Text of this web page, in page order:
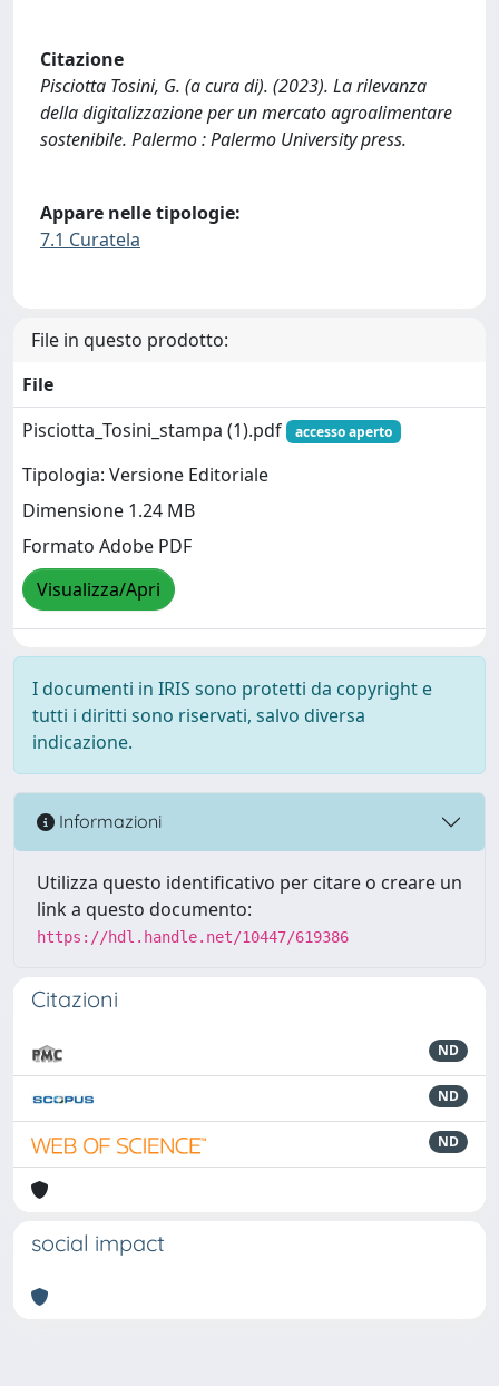
Citazione
Pisciotta Tosini, G. (a cura di). (2023). La rilevanza
della digitalizzazione per un mercato agroalimentare
sostenibile. Palermo : Palermo University press.
Appare nelle tipologie:
7.1 Curatela
File in questo prodotto:
File
Pisciotta_Tosini_stampa (1).pdf
accesso aperto
Tipologia: Versione Editoriale
Dimensione 1.24 MB
Formato Adobe PDF
Visualizza/Apri
I documenti in IRIS sono protetti da copyright e
tutti i diritti sono riservati, salvo diversa
indicazione.
Informazioni
Utilizza questo identificativo per citare o creare un
link a questo documento:
https://hdl.handle.net/10447/619386
Citazioni
ND
ND
ND
social impact